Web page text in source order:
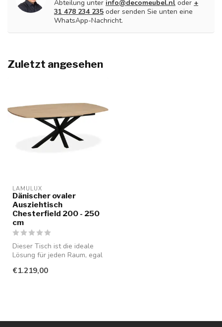
Abteilung unter info@decomeubel.nl oder +
31 478 234 235 oder senden Sie unten eine
WhatsApp-Nachricht.
Zuletzt angesehen
LAMULUX
Dänischer ovaler
Ausziehtisch
Chesterfield 200 - 250
cm
Dieser Tisch ist die ideale
Lösung für jeden Raum, egal
€1.219,00